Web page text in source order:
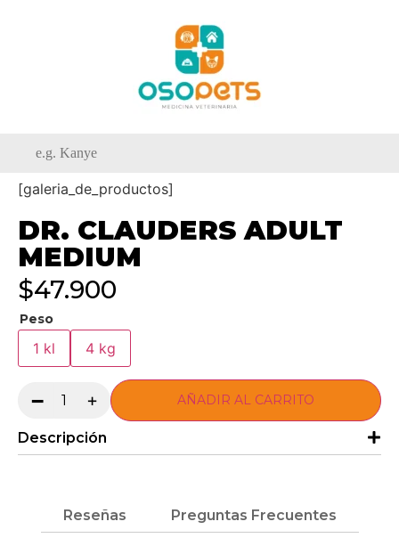
[galeria_de_productos]
DR. CLAUDERS ADULT
MEDIUM
$47.900
Peso
1 kl 4 kg
- + AÑADIR AL CARRITO
Descripción
Reseñas Preguntas Frecuentes